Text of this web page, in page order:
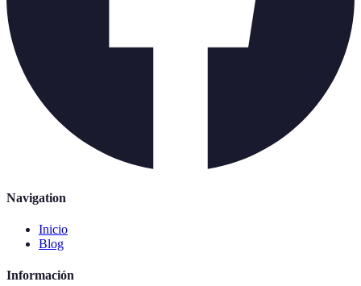
Navigation
Inicio
Blog
Información